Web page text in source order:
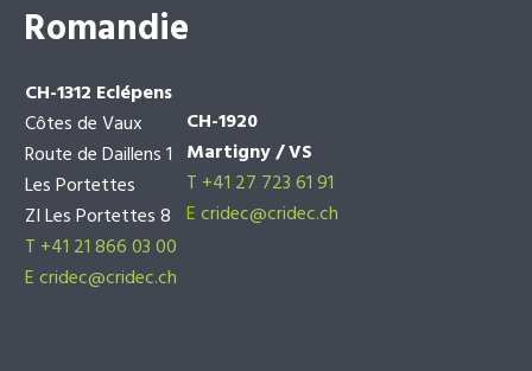
Romandie
CH-1312 Eclépens
Côtes de Vaux
Route de Daillens 1
Les Portettes
ZI Les Portettes 8
T +41 21 866 03 00
Ecridec@cridec.ch
CH-1920
Martigny / VS
T +41 27 723 61 91
Ecridec@cridec.ch